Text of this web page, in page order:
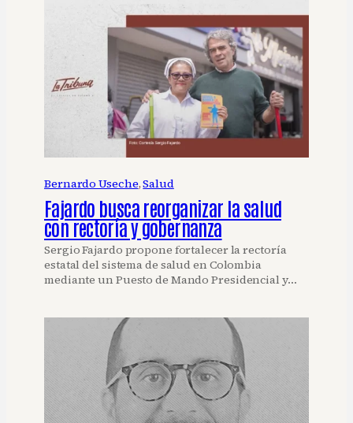
Bernardo Useche, Salud
Fajardo busca reorganizar la salud
con rectoría y gobernanza
Sergio Fajardo propone fortalecer la rectoría
estatal del sistema de salud en Colombia
mediante un Puesto de Mando Presidencial y…